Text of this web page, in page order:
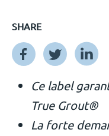
Actualités
SHARE
Ce label
True Grout®
La forte